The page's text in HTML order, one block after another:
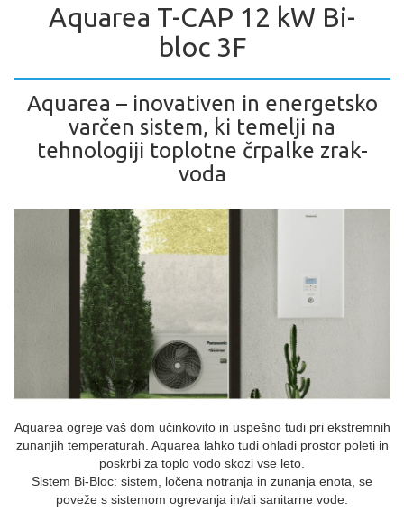
Aquarea T-CAP 12 kW Bi-
bloc 3F
Aquarea – inovativen in energetsko
varčen sistem, ki temelji na
tehnologiji toplotne črpalke zrak-
voda
Aquarea ogreje vaš dom učinkovito in uspešno tudi pri ekstremnih
zunanjih temperaturah. Aquarea lahko tudi ohladi prostor poleti in
poskrbi za toplo vodo skozi vse leto.
Sistem Bi‑Bloc: sistem, ločena notranja in zunanja enota, se
poveže s sistemom ogrevanja in/ali sanitarne vode.